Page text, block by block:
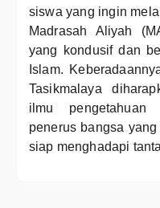
siswa yang ingin
Madrasah Aliyah
yang kondusif dan
Islam.
Tasikmalaya
ilmu pengetahuan
penerus bangsa
siap menghadapi